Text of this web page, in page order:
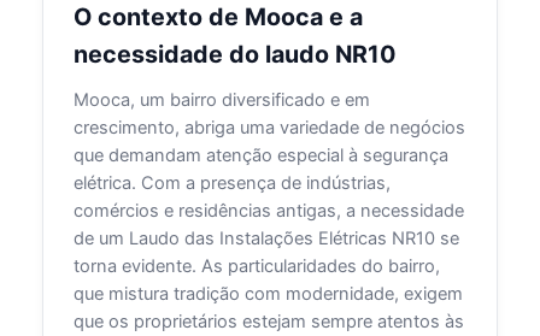
O contexto de Mooca e a
necessidade do laudo NR10
Mooca, um bairro diversificado e em
crescimento, abriga uma variedade de negócios
que demandam atenção especial à segurança
elétrica. Com a presença de indústrias,
comércios e residências antigas, a necessidade
de um Laudo das Instalações Elétricas NR10 se
torna evidente. As particularidades do bairro,
que mistura tradição com modernidade, exigem
que os proprietários estejam sempre atentos às